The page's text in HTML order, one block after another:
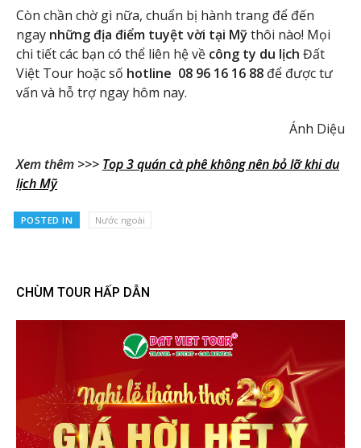
Còn chần chờ gì nữa, chuẩn bị hành trang để đến
ngay những địa điểm tuyệt vời tại Mỹthôi nào! Mọi
chi tiết các bạn có thể liên hệ về công ty du lịch Đất
Việt Tour hoặc số hotline 08 96 16 16 88 để được tư
vấn và hỗ trợ ngay hôm nay.
Ánh Diệu
Xem thêm >>> Top 3 quán cà phê không nên bỏ lỡ khi du
lịch Mỹ
POSTED IN Nước ngoài
CHÙM TOUR HẤP DẪN